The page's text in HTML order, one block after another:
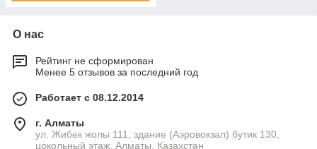
О нас
Рейтинг не сформирован
Менее 5 отзывов за последний год
Работает с 08.12.2014
г. Алматы
ул. Жибек жолы 111, здание (Аэровокзал) бутик 130,
цокольный этаж, Алматы, Казахстан